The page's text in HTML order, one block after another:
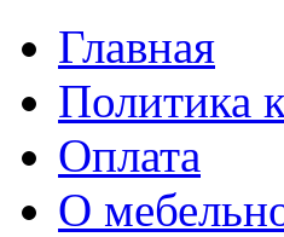
Главная
Политика
Оплата
О